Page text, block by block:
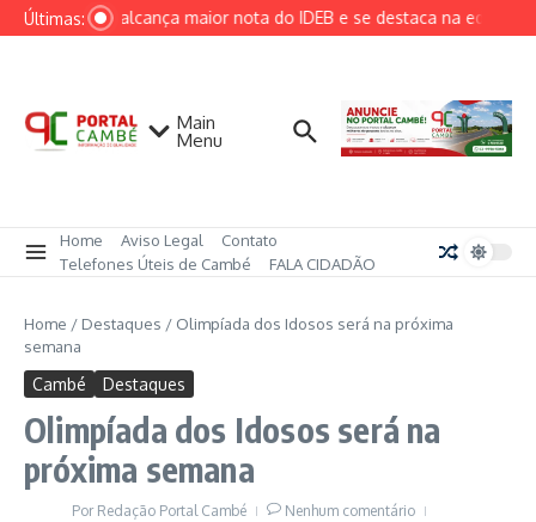
Ir para o conteúdo
Últimas:Cambé alcança maior nota do IDEB e se destaca na
Main
Menu
Home Aviso Legal
Contato
Telefones Úteis de Cambé
FALA CIDADÃO
Home / Destaques / Olimpíada dos Idosos será na próxima
semana
Cambé Destaques
Olimpíada dos Idosos será na
próxima semana
Por Redação Portal Cambé
Nenhum comentário